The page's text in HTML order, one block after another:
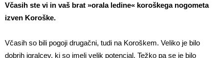
Včasih ste vi in vaš brat »orala ledine« koroškega nogometa
izven Koroške.
Včasih so bili pogoji drugačni, tudi na Koroškem. Veliko je bilo
dobrih igralcev, ki so imeli velik potencial. Težko pa se je bilo